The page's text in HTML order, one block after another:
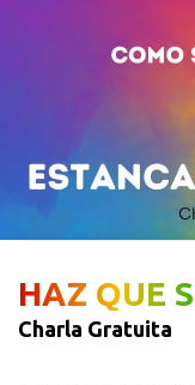
HAZ QUE
Charla Gratuita